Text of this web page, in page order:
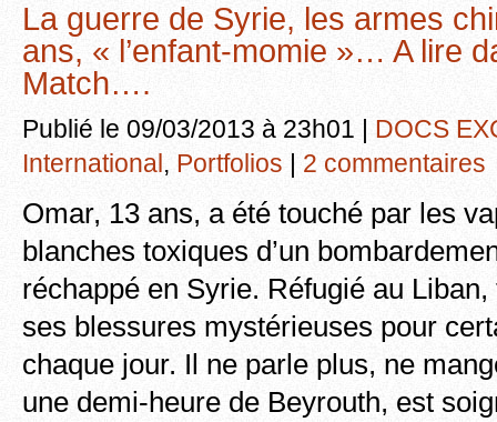
La guerre de Syrie, les armes
ans, « l’enfant-momie »… A lire
Match….
Publié le 09/03/2013 à 23h01 | DOCS
International, Portfolios | 2 commentaires
Omar, 13 ans, a été touché par les
blanches toxiques d’un
réchappé en Syrie. Réfugié au
ses blessures mystérieuses pour
chaque jour. Il ne parle plus, ne
une demi-heure de Beyrouth, est